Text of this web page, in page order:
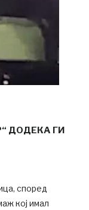
ДОДЕКА ГИ
според
кој имал